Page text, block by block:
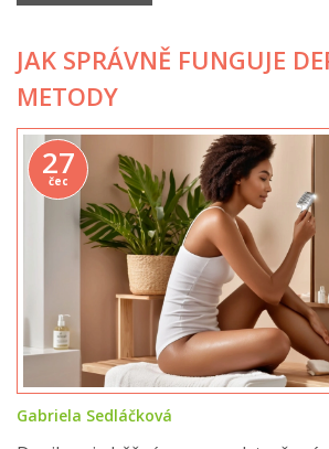
JAK SPRÁVNĚ FUNGUJE
METODY
27
čec
Gabriela Sedláčková